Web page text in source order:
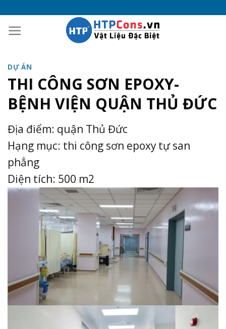
content
DỰ ÁN
THI CÔNG SƠN EPOXY-
BỆNH VIỆN QUẬN THỦ ĐỨC
Địa điểm: quận Thủ Đức
Hạng mục: thi công sơn epoxy tự san
phẳng
Diện tích: 500 m2